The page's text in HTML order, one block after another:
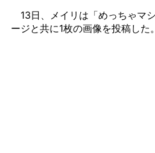
13日、メイリは「めっちゃマ
ージと共に1枚の画像を投稿した。